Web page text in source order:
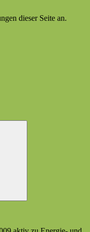
dieser Seite an.